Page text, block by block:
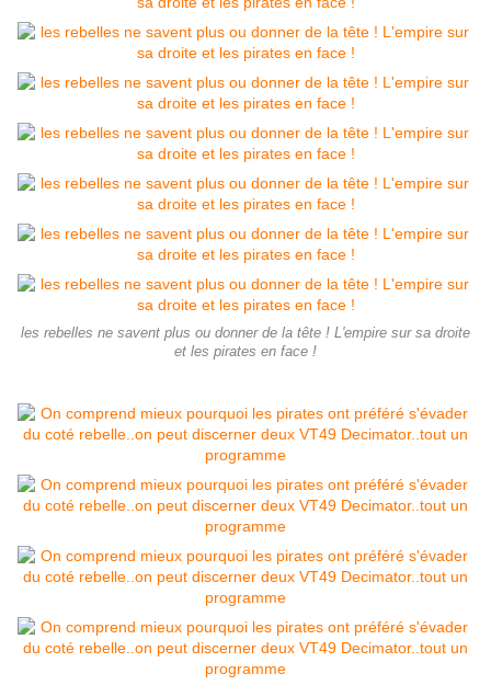
les rebelles ne savent plus ou donner de la tête ! L'empire sur sa droite
et les pirates en face !